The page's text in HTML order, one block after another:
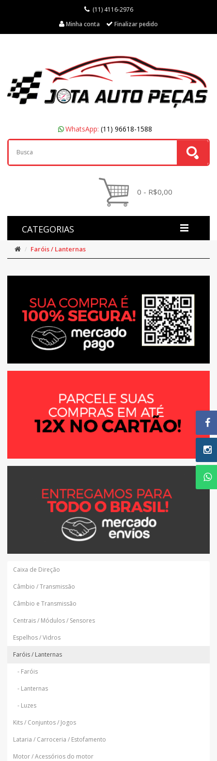
(11) 4116-2976
Minha conta
Finalizar pedido
WhatsApp: (11) 96618-1588
0 - R$0,00
CATEGORIAS
Faróis / Lanternas
Caixa de Direção
Câmbio / Transmissão
Câmbio e Transmissão
Centrais / Módulos / Sensores
Espelhos / Vidros
Faróis / Lanternas
- Faróis
- Lanternas
- Luzes
Kits / Conjuntos / Jogos
Lataria / Carroceria / Estofamento
Motor / Acessórios do motor